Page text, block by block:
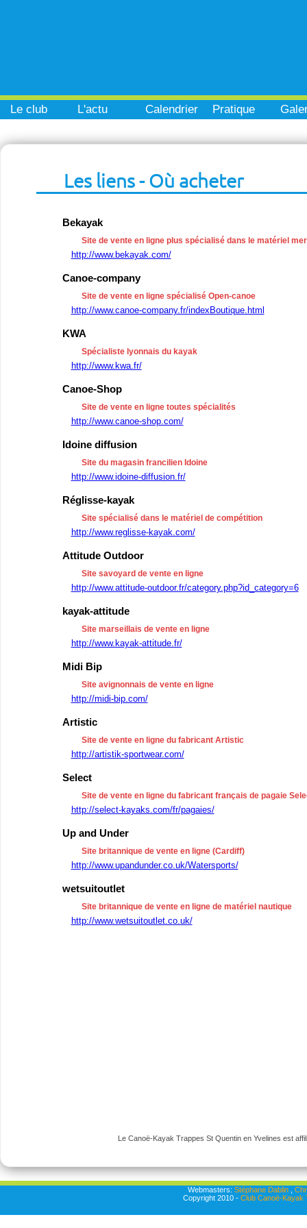
Le club L'actu Calendrier Pratique
Les liens - Où acheter
Bekayak
Site de vente en ligne plus spécialisé dans le matériel mer
http://www.bekayak.com/
Canoe-company
Site de vente en ligne spécialisé Open-canoe
http://www.canoe-company.fr/indexBoutique.html
KWA
Spécialiste lyonnais du kayak
http://www.kwa.fr/
Canoe-Shop
Site de vente en ligne toutes spécialités
http://www.canoe-shop.com/
Idoine diffusion
Site du magasin francilien Idoine
http://www.idoine-diffusion.fr/
Réglisse-kayak
Site spécialisé dans le matériel de compétition
http://www.reglisse-kayak.com/
Attitude Outdoor
Site savoyard de vente en ligne
http://www.attitude-outdoor.fr/category.php?id_category=6
kayak-attitude
Site marseillais de vente en ligne
http://www.kayak-attitude.fr/
Midi Bip
Site avignonnais de vente en ligne
http://midi-bip.com/
Artistic
Site de vente en ligne du fabricant Artistic
http://artistik-sportwear.com/
Select
Site de vente en ligne du fabricant français de pagaie
http://select-kayaks.com/fr/pagaies/
Up and Under
Site britannique de vente en ligne (Cardiff)
http://www.upandunder.co.uk/Watersports/
wetsuitoutlet
Site britannique de vente en ligne de matériel nautique
http://www.wetsuitoutlet.co.uk/
Le Canoë-Kayak Trappes St Quentin en Yvelines est
Webmasters: Stéphane Dablin,
Copyright 2010 - Club Canoë-Kayak